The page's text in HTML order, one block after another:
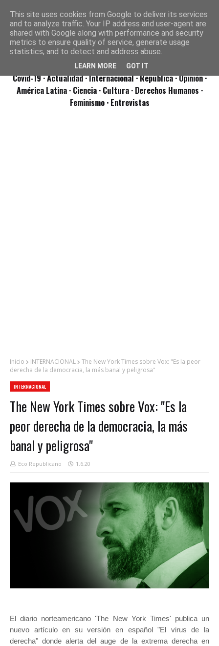
Covid-19· Actualidad· Internacional· República· Opinión·
América Latina · Ciencia · Cultura · Derechos Humanos ·
Feminismo · Entrevistas
Inicio INTERNACIONAL
The New York Times sobre Vox: "Es la peor
derecha de la democracia, la más banal y peligrosa"
INTERNACIONAL
The New York Times sobre Vox: "Es la
peor derecha de la democracia, la más
banal y peligrosa"
Eco Republicano 1.6.20
El diario norteamericano 'The New York Times' publica un
nuevo artículo en su versión en español "El virus de la
derecha" donde alerta del auge de la extrema derecha en
This site uses cookies from Google to deliver its services
and to analyze traffic. Your IP address and user-agent are
shared with Google along with performance and security
metrics to ensure quality of service, generate usage
statistics, and to detect and address abuse.
LEARN MORE GOT IT